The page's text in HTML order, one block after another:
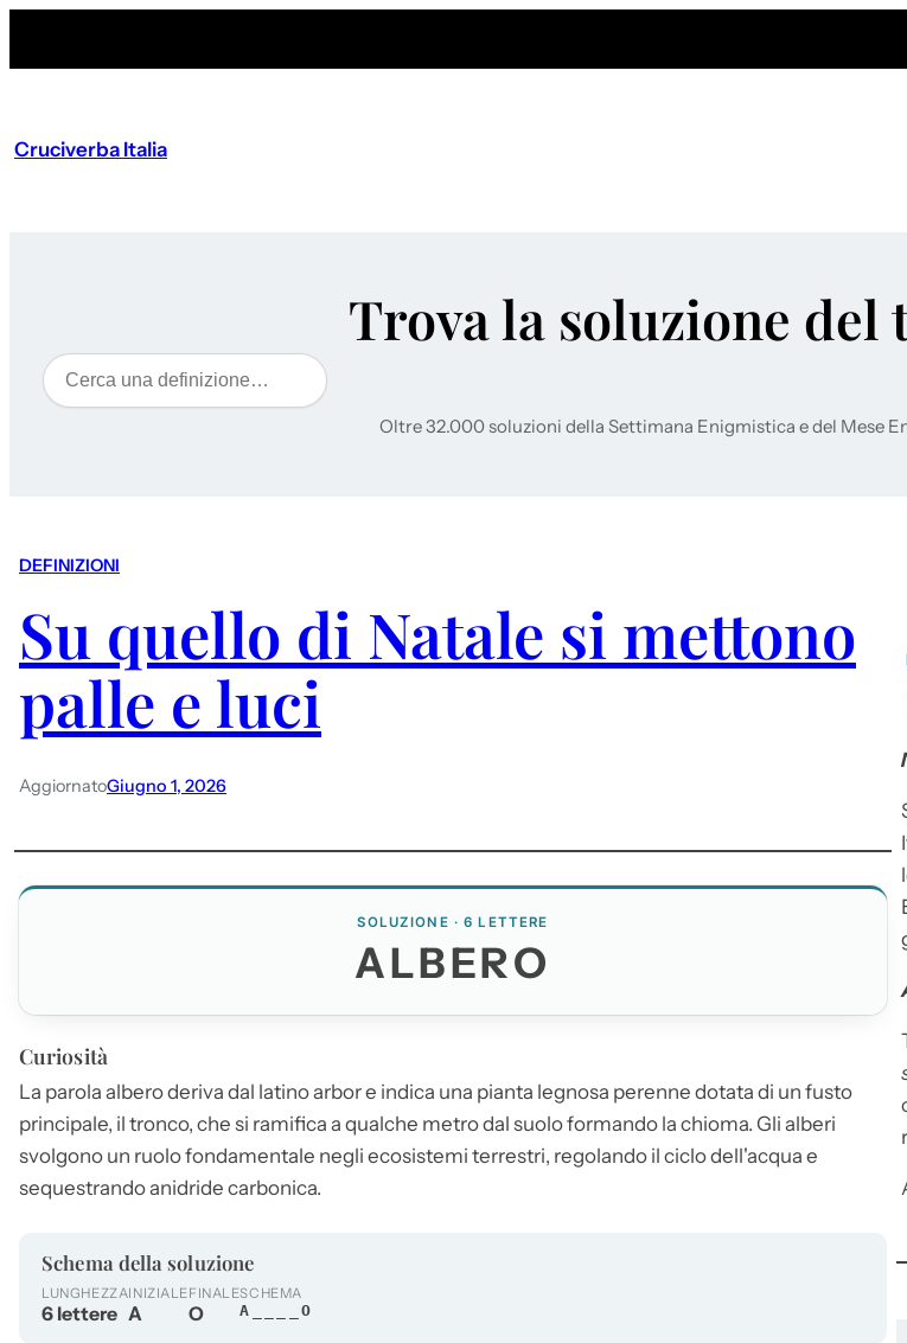
Cruciverba Italia
Trova la soluzione del
Cerca
Oltre 32.000 soluzioni della Settimana Enigmistica e del Mese
DEFINIZIONI
Su quello di Natale si mettono
palle e luci
AggiornatoGiugno 1, 2026
SOLUZIONE · 6 LETTERE
ALBERO
Curiosità
La parola alberoderiva dal latino arbor e indica una pianta legnosa perenne dotata di un fusto
principale, il tronco, che si ramifica a qualche metro dal suolo formando la chioma. Gli alberi
svolgono un ruolo fondamentale negli ecosistemi terrestri, regolando il ciclo dell'acqua e
sequestrando anidride carbonica.
Schema della soluzione
LUNGHEZZA
6 lettere
INIZIALE
A
FINALE
O
SCHEMA
A____O